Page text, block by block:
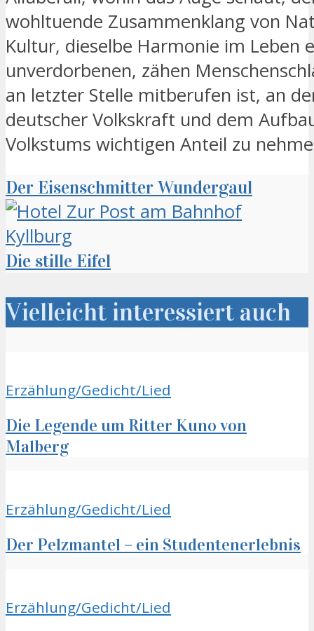
wohltuende Zusammenklang von
Kultur, dieselbe Harmonie im Leben
unverdorbenen, zähen
an letzter Stelle mitberufen ist, an
deutscher Volkskraft und dem
Volkstums wichtigen Anteil zu
Der Eisenschmitter Wundergaul
Die stille Eifel
Vielleicht interessiert auch
Erzählung/Gedicht/Lied
Die Legende um Ritter Kuno von
Malberg
Erzählung/Gedicht/Lied
Der Pelzmantel – ein Studentenerlebnis
Erzählung/Gedicht/Lied